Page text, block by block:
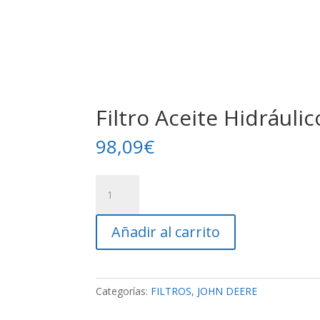
Filtro Aceite
98,09€
Aceite
Hidráulico
cantidad
Añadir al carrito
Categorías: FILTROS, JOHN DEERE